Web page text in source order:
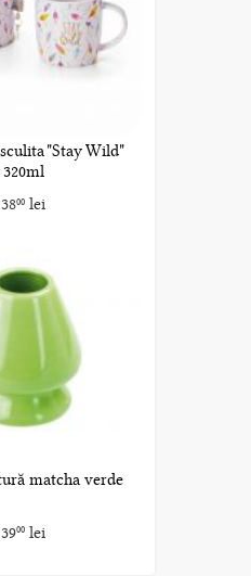
"Stay Wild"
320ml
3800lei
matcha verde
3900lei